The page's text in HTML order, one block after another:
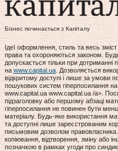
Бізнес починається з Капіталу
Ідеї оформлення, стиль та весь
права та охороняються законом.
допускається тільки при дотриманні
наwww.capital.ua. Дозволяється
відкритому доступі і лише за умови
пошукових систем гіперпосилання
www.capital.ua www.capital.ua /a>.
підзаголовку або першому абзаці
гіперпосилання не повинен бути
матеріалу. Будь-яке використання
та доступні лише зареєстрованим
письмовим дозволом
копіювання, відтворення, зміну або
позначкою в рамках угоди про